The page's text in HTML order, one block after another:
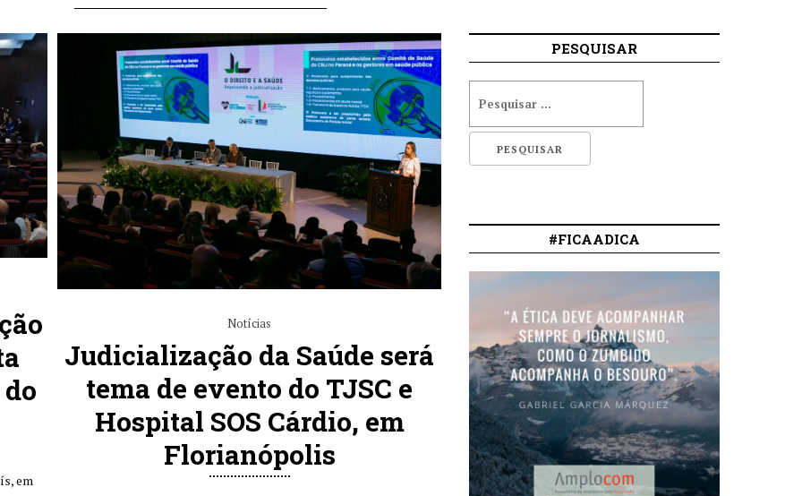
em
Notícias
Judicialização da Saúde será
tema de evento do TJSC e
Hospital SOS Cárdio, em
Florianópolis
PESQUISAR
#FICAADICA